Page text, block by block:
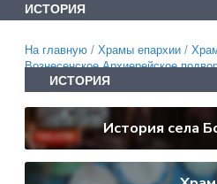
ИСТОРИЯ
На главную / Храмы епархии /
Вознесенское Архиерейское
ИСТОРИЯ
История села